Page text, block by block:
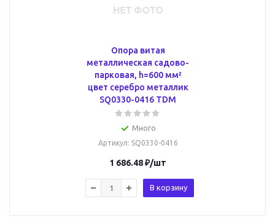
Опора витая
металлическая садово-
парковая, h=600 мм²
цвет серебро металлик
SQ0330-0416 TDM
Много
Артикул: SQ0330-0416
1 686.48₽/шт
В корзину